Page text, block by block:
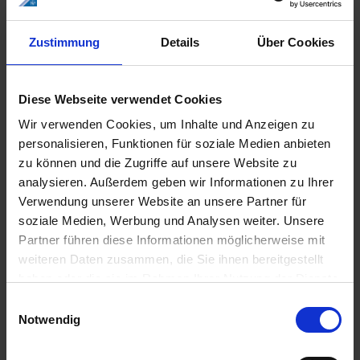
Zustimmung Details Über Cookies
Diese Webseite verwendet Cookies
Wir verwenden Cookies, um Inhalte und Anzeigen zu
personalisieren, Funktionen für soziale Medien anbieten
zu können und die Zugriffe auf unsere Website zu
analysieren. Außerdem geben wir Informationen zu Ihrer
Verwendung unserer Website an unsere Partner für
soziale Medien, Werbung und Analysen weiter. Unsere
Partner führen diese Informationen möglicherweise mit
weiteren Daten zusammen, die Sie ihnen bereitgestellt
Cookies, wenn Sie unsere Webseite weiterhin nutzen.
Notwendig
56 Kapseln 13897842
Weitere Informationen zum Produkt erhalten Sie hier.
Downloads
pdf
Gebrauchsinformation
Herunterladen
pdf
Verbraucherbroschüre